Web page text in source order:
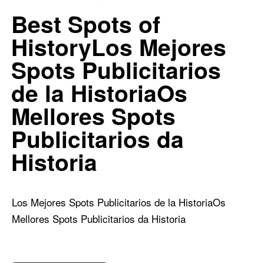
Best Spots of
HistoryLos Mejores
Spots Publicitarios
de la HistoriaOs
Mellores Spots
Publicitarios da
Historia
Los Mejores Spots Publicitarios de la HistoriaOs
Mellores Spots Publicitarios da Historia